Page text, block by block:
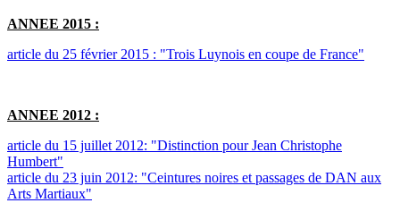
ANNEE 2015 :
article du 25 février 2015 : "Trois Luynois en coupe de France"
ANNEE 2012 :
article du 15 juillet 2012: "Distinction pour Jean Christophe
Humbert"
article du 23 juin 2012: "Ceintures noires et passages de DAN aux
Arts Martiaux"